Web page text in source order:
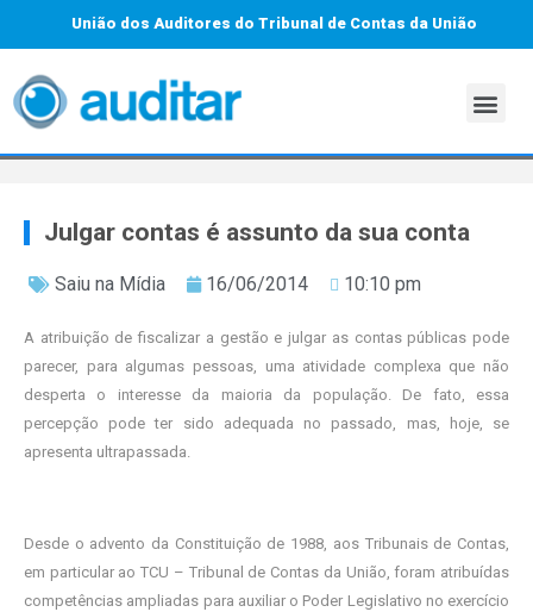
União dos Auditores do Tribunal de Contas da União
Julgar contas é assunto da sua conta
Saiu na Mídia 16/06/2014 10:10 pm
A atribuição de fiscalizar a gestão e julgar as contas públicas pode
parecer, para algumas pessoas, uma atividade complexa que não
desperta o interesse da maioria da população. De fato, essa
percepção pode ter sido adequada no passado, mas, hoje, se
apresenta ultrapassada.
Desde o advento da Constituição de 1988, aos Tribunais de Contas,
em particular ao TCU – Tribunal de Contas da União, foram atribuídas
competências ampliadas para auxiliar o Poder Legislativo no exercício